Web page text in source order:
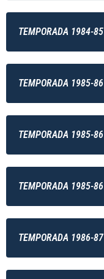
TEMPORADA 1984-85
TEMPORADA 1985-86
TEMPORADA 1985-86
TEMPORADA 1985-86
TEMPORADA 1986-87